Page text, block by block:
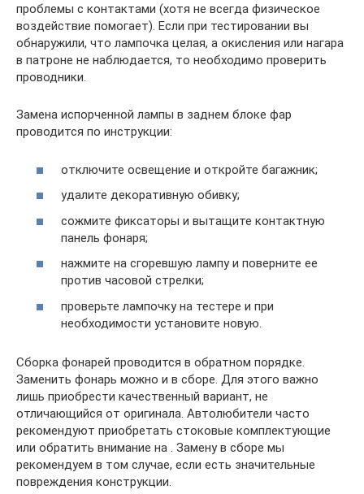
проблемы с контактами (хотя не всегда физическое
воздействие помогает). Если при тестировании вы
обнаружили, что лампочка целая, а окисления или нагара
в патроне не наблюдается, то необходимо проверить
проводники.
Замена испорченной лампы в заднем блоке фар
проводится по инструкции:
отключите освещение и откройте багажник;
удалите декоративную обивку;
сожмите фиксаторы и вытащите контактную
панель фонаря;
нажмите на сгоревшую лампу и поверните ее
против часовой стрелки;
проверьте лампочку на тестере и при
необходимости установите новую.
Сборка фонарей проводится в обратном порядке.
Заменить фонарь можно и в сборе. Для этого важно
лишь приобрести качественный вариант, не
отличающийся от оригинала. Автолюбители часто
рекомендуют приобретать стоковые комплектующие
или обратить внимание на . Замену в сборе мы
рекомендуем в том случае, если есть значительные
повреждения конструкции.